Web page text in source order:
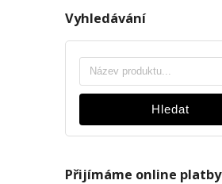
Vyhledávání
Hledat
Přijímáme online platby